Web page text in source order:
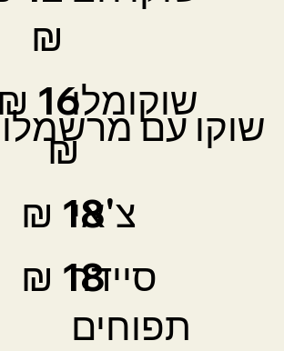
₪
שוקומלו
₪
שוקו עם מרשמלו
צ'אי
18 ₪
סיידר
תפוחים
18 ₪